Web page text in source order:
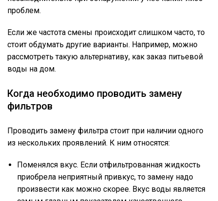
проблем.
Если же частота смены происходит слишком часто, то
стоит обдумать другие варианты. Например, можно
рассмотреть такую альтернативу, как заказ питьевой
воды на дом.
Когда необходимо проводить замену
фильтров
Проводить замену фильтра стоит при наличии одного
из нескольких проявлений. К ним относятся:
Поменялся вкус. Если отфильтрованная жидкость
приобрела неприятный привкус, то замену надо
произвести как можно скорее. Вкус воды является